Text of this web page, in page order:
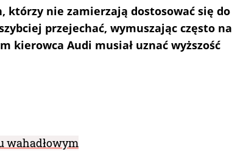
nie zamierzają dostosować się do
przejechać, wymuszając często na
kierowca Audi musiał uznać wyższość
wahadłowym